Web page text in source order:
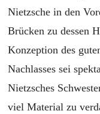
Nietzsche in den
Brücken zu dessen
Konzeption des
Nachlasses sei
Nietzsches
viel Material zu